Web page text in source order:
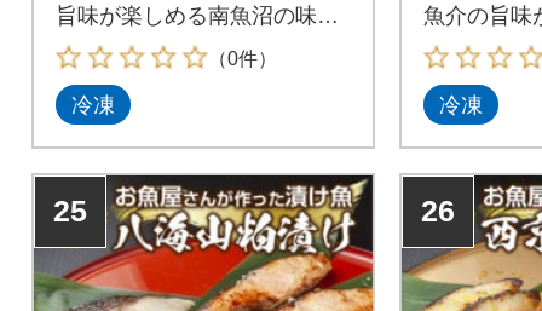
旨味が楽しめる南魚沼の味噌
漬けセット!
（0件）
冷凍
魚介の旨味
の粕漬けセ
冷凍
25 26